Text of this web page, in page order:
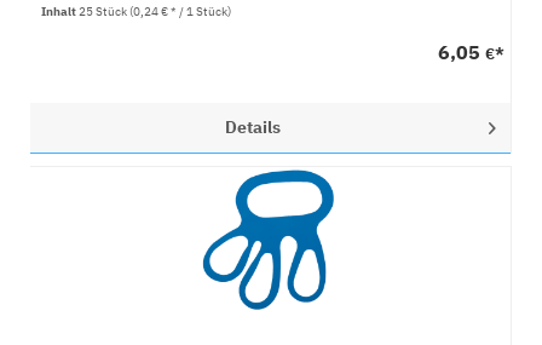
Inhalt25 Stück(0,24 € * / 1 Stück)
6,05 €*
Details